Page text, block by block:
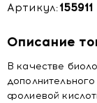
Артикул:155911
Описание
В качестве
фолиевой